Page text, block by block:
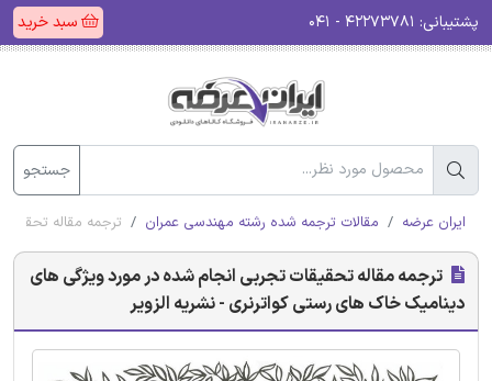
پشتیبانی: سبد خرید
جستجو
ایران عرضه مقالات ترجمه شده رشته مهندسی عمران ترجمه مقاله
ترجمه مقاله تحقیقات تجربی انجام شده در مورد ویژگی های
دینامیک خاک های رستی کواترنری - نشریه الزویر